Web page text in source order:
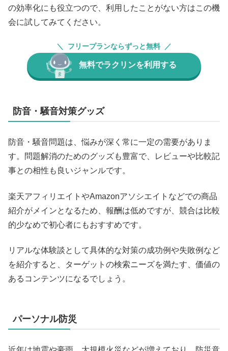
の効率化にも役立つので、利用したことがない方はこの機
会に試してみてください。
フリープランならずっと無料
無料でラクリンを利用する
防音・騒音対策グッズ
防音・騒音問題は、悩みが深く常に一定の需要がありま
す。問題解消のためのグッズも豊富で、レビューや比較記
事との相性も良いジャンルです。
楽天アフィリエイトやAmazonアソシエイトなどでの商品
紹介がメインとなるため、報酬は低めですが、競合は比較
的少なめで初心者にもおすすめです。
リアルな体験談として具体的な対策の成功例や失敗例など
を紹介すると、ターゲットの検索ニーズを満たす、価値の
あるコンテンツになるでしょう。
パーソナル防災